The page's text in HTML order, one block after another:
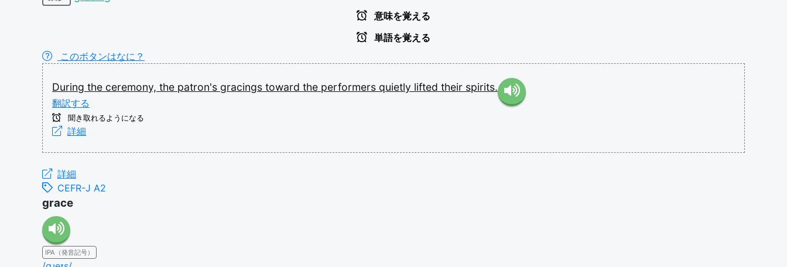
意味を覚える
単語を覚える
このボタンはなに？
During the ceremony, the patron's gracings toward the performers quietly lifted their spirits.
翻訳する
聞き取れるようになる
詳細
詳細
CEFR-J A2
grace
IPA（発音記号）